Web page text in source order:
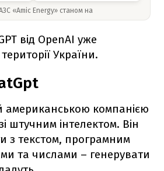
«Amic Energy» станом на
від OpenAI уже
України.
американською компанією
штучним інтелектом. Він
з текстом, програмним
та числами – генерувати